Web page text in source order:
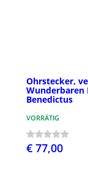
Ohrstecker,
Wunderbaren
Benedictus
VORRÄTIG
€ 77,00